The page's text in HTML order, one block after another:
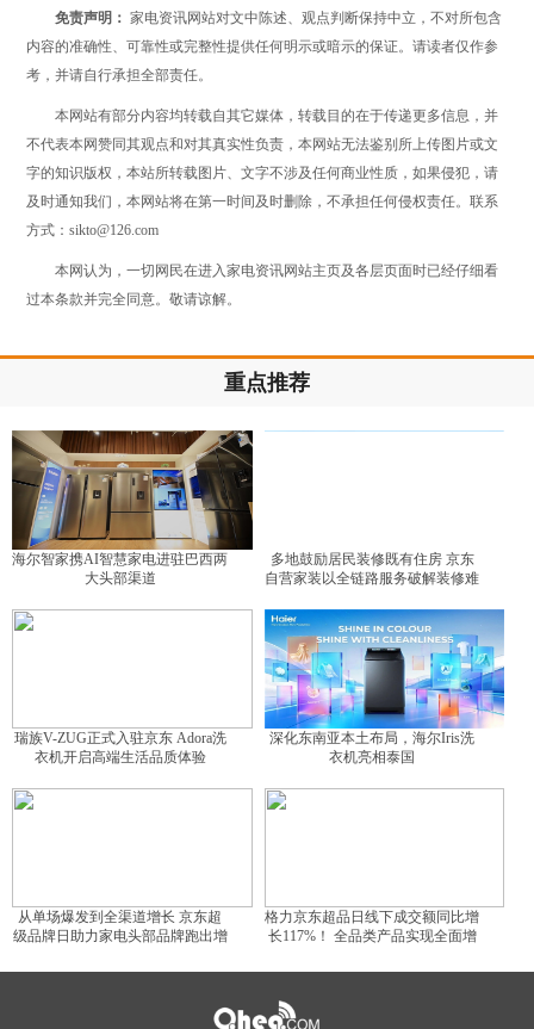
免责声明： 家电资讯网站对文中陈述、观点判断保持中立，不对所包含
内容的准确性、可靠性或完整性提供任何明示或暗示的保证。请读者仅作参
考，并请自行承担全部责任。
本网站有部分内容均转载自其它媒体，转载目的在于传递更多信息，并
不代表本网赞同其观点和对其真实性负责，本网站无法鉴别所上传图片或文
字的知识版权，本站所转载图片、文字不涉及任何商业性质，如果侵犯，请
及时通知我们，本网站将在第一时间及时删除，不承担任何侵权责任。联系
方式：sikto@126.com
本网认为，一切网民在进入家电资讯网站主页及各层页面时已经仔细看
过本条款并完全同意。敬请谅解。
重点推荐
海尔智家携AI智慧家电进驻巴西两
大头部渠道
多地鼓励居民装修既有住房 京东
自营家装以全链路服务破解装修难
瑞族V-ZUG正式入驻京东 Adora洗
衣机开启高端生活品质体验
深化东南亚本土布局，海尔Iris洗
衣机亮相泰国
从单场爆发到全渠道增长 京东超
级品牌日助力家电头部品牌跑出增
格力京东超品日线下成交额同比增
长117%！ 全品类产品实现全面增